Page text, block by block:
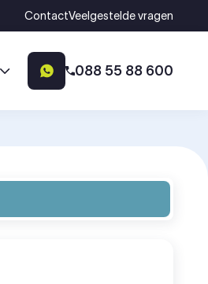
ContactVeelgestelde vragen
088 55 88 600